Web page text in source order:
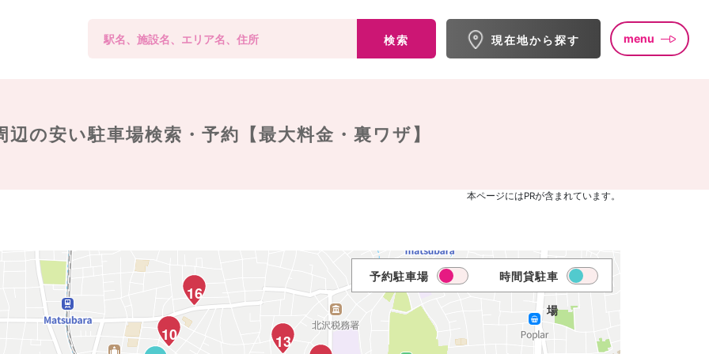
検索 現在地から探す menu
辺の安い駐車場検索・予約【最大料金・裏ワザ】
本ページにはPRが含まれています。
16
13
10
予約駐車場 時間貸駐車
場